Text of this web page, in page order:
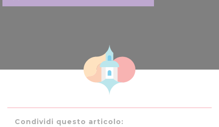
Condividi questo articolo: